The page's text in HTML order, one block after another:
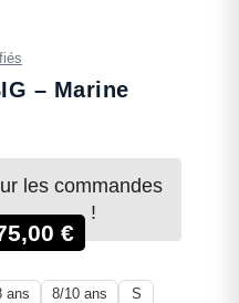
– Marine
les commandes
€
!
ans 8/10 ans
S